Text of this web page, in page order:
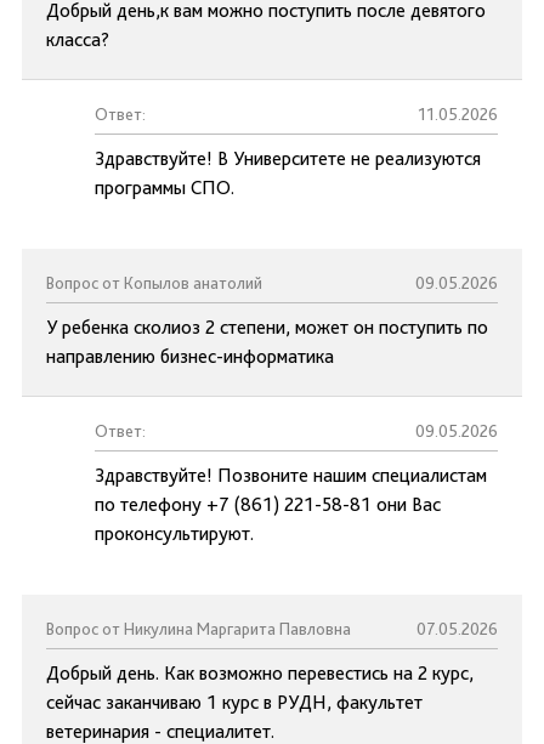
Добрый день,к вам можно поступить после девятого
класса?
Ответ: 11.05.2026
Здравствуйте! В Университете не реализуются
программы СПО.
Вопрос от Копылов анатолий 09.05.2026
У ребенка сколиоз 2 степени, может он поступить по
направлению бизнес-информатика
Ответ: 09.05.2026
Здравствуйте! Позвоните нашим специалистам
по телефону +7 (861) 221-58-81 они Вас
проконсультируют.
Вопрос от Никулина Маргарита Павловна 07.05.2026
Добрый день. Как возможно перевестись на 2 курс,
сейчас заканчиваю 1 курс в РУДН, факультет
ветеринария - специалитет.